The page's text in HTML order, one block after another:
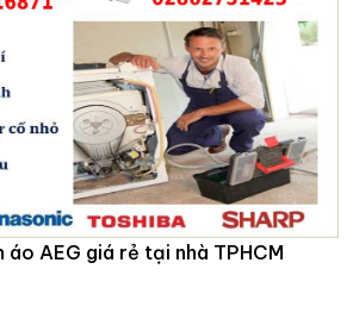
áo AEG giá rẻ tại nhà TPHCM